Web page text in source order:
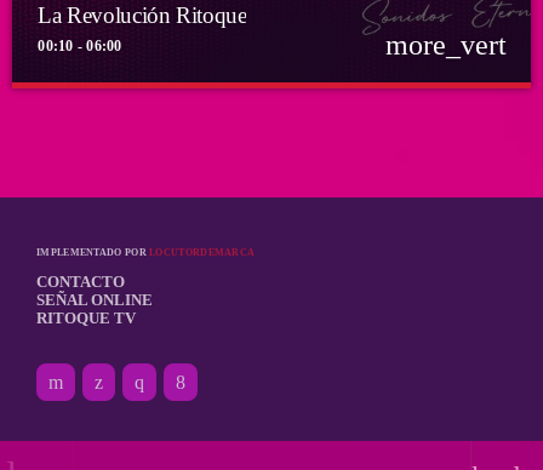
La Revolución Ritoque
00:10 - 06:00 more_vert
Porque el rock también se baila y se mezcla
IMPLEMENTADO PORLOCUTORDEMARCA
CONTACTO
SEÑAL ONLINE
RITOQUE TV